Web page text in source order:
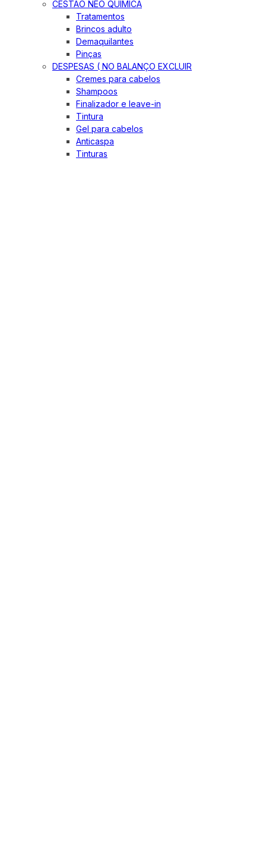
CESTÃO NEO QUIMICA
Tratamentos
Brincos adulto
Demaquilantes
Pinças
DESPESAS ( NO BALANÇO EXCLUIR
Cremes para cabelos
Shampoos
Finalizador e leave-in
Tintura
Gel para cabelos
Anticaspa
Tinturas